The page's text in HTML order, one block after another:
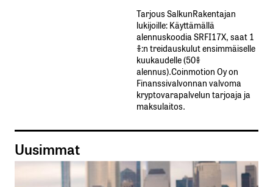
Tarjous SalkunRakentajan
lukijoille: Käyttämällä​ ​
alennuskoodia​ ​SRFI17X,​ ​saat​ ​1
%:n treidauskulut​ ​ensimmäiselle​ ​
kuukaudelle​ ​(50%​ ​
alennus).Coinmotion Oy on
Finanssivalvonnan valvoma
kryptovarapalvelun tarjoaja ja
maksulaitos.
Uusimmat